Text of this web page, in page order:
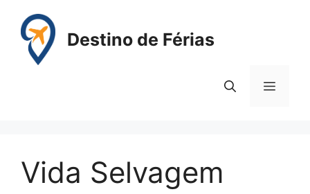
para
conteúdo
Destino de Férias
Menu
Vida Selvagem